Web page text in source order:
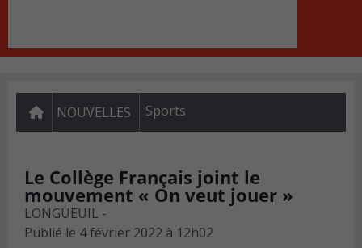
NOUVELLES Sports
Le Collège Français joint le
mouvement « On veut jouer »
LONGUEUIL -
Publié le 4 février 2022 à 12h02